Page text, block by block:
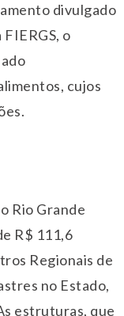
divulgado
o
cujos
Rio Grande
R$ 111,6
Regionais de
no Estado,
estruturas, que